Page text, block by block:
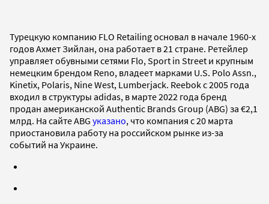
Турецкую компанию FLO Retailing основал в начале 1960-х
годов Ахмет Зийлан, она работает в 21 стране. Ретейлер
управляет обувными сетями Flo, Sport in Street и крупным
немецким брендом Reno, владеет марками U.S. Polo Assn.,
Kinetix, Polaris, Nine West, Lumberjack. Reebok с 2005 года
входил в структуры adidas, в марте 2022 года бренд
продан американской Authentic Brands Group (ABG) за €2,1
млрд. На сайте ABG указано, что компания с 20 марта
приостановила работу на российском рынке из-за
событий на Украине.